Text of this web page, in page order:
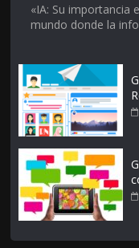
«IA: Su importancia
mundo donde la